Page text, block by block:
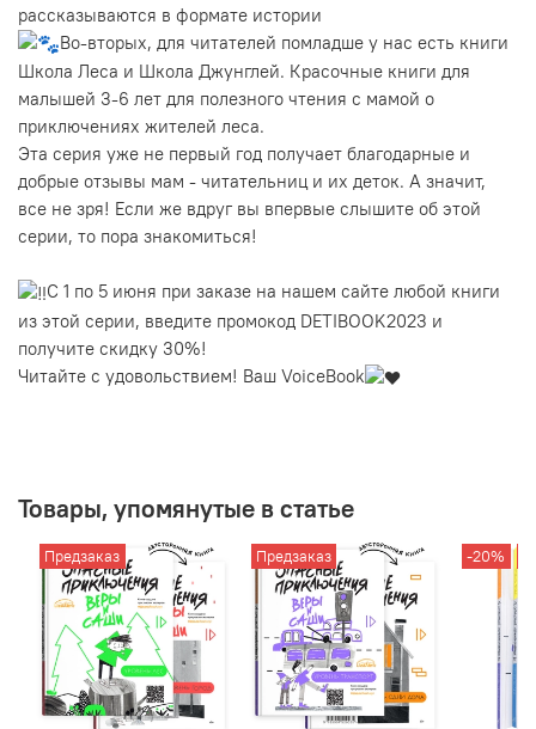
рассказываются в формате истории
Во-вторых, для читателей помладше у нас есть книги
Школа Леса и Школа Джунглей. Красочные книги для
малышей 3-6 лет для полезного чтения с мамой о
приключениях жителей леса.
Эта серия уже не первый год получает благодарные и
добрые отзывы мам - читательниц и их деток. А значит,
все не зря! Если же вдруг вы впервые слышите об этой
серии, то пора знакомиться!
С 1 по 5 июня при заказе на нашем сайте любой книги
из этой серии, введите промокод DETIBOOK2023 и
получите скидку 30%!
Читайте с удовольствием! Ваш VoiceBook
Товары, упомянутые в статье
Предзаказ Предзаказ -20%